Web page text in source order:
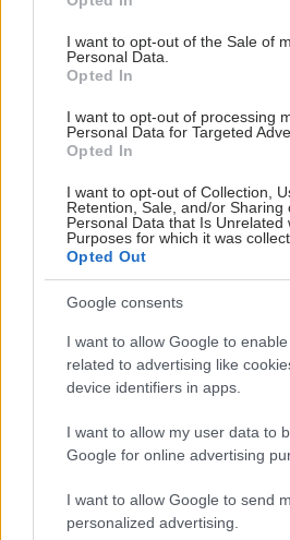
use your data for below specified
consent section.
I want to opt-out of the Sale of
Personal Data.
Opted In
I want to opt-out of processing
Personal Data for Targeted
Opted In
I want to opt-out of Collection,
Retention, Sale, and/or Sharing
Personal Data that Is Unrelated
Purposes for which it was
Opted Out
Google consents
I want to allow Google to
related to advertising like
device identifiers in apps.
I want to allow my user data to
Google for online advertising
I want to allow Google to send
personalized advertising.
Loading...
Προσθήκη